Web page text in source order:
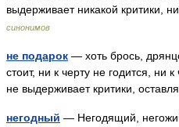
выдерживает никакой критики,
синонимов
не подарок — хоть брось,
стоит, ни к черту не годится, ни
не выдерживает критики,
негодный — Негодящий,